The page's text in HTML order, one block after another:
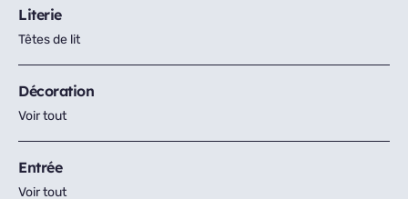
Literie
Têtes de lit
Décoration
Voir tout
Entrée
Voir tout